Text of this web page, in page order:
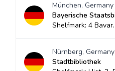
München, Germany
Bayerische
Shelfmark: 4
Nürnberg, Germany
Stadtbibliothek